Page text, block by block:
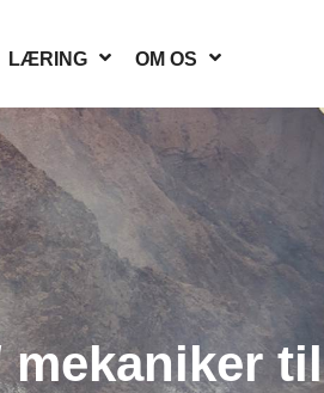
LÆRING OM OS
mekaniker til